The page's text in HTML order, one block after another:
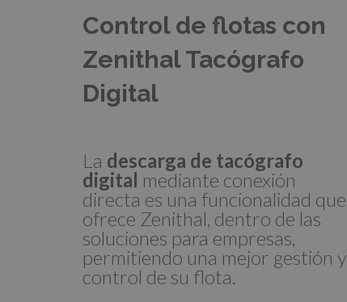
Control de flotas con
Zenithal Tacógrafo
Digital
La descarga de tacógrafo
digital mediante conexión
directa es una funcionalidad que
ofrece Zenithal, dentro de las
soluciones para empresas,
permitiendo una mejor gestión y
control de su flota.